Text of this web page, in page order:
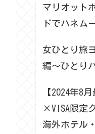
マリオット
ドでハネム
女ひとり旅
編〜ひとり
【2024年8
×VISA限定
海外ホテル